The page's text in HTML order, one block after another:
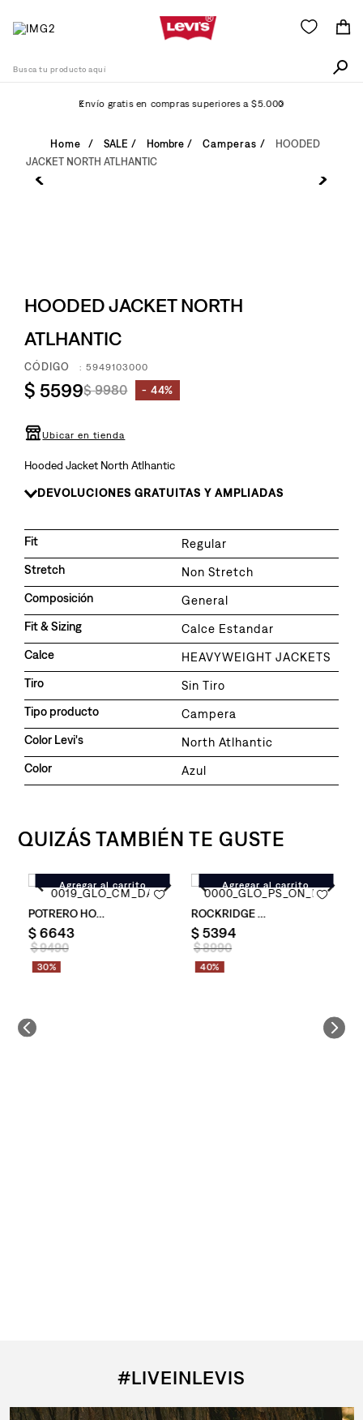
Envío gratis en compras superiores a $5.000
SALE Hombre Camperas
HOODED
JACKET NORTH ATLHANTIC
HOODED JACKET NORTH
ATLHANTIC
:5949103000
$ 5599$ 9980 44%
Ubicar en tienda
Hooded Jacket North Atlhantic
DEVOLUCIONES GRATUITAS Y AMPLIADAS
Fit
Regular
Stretch
Non Stretch
Composición
General
Fit & Sizing
Calce Estandar
Calce
HEAVYWEIGHT JACKETS
Tiro
Sin Tiro
Tipo producto
Campera
Color Levi's
North Atlhantic
Color
Azul
QUIZÁS TAMBIÉN TE GUSTE
para Hombre
Agregar al carrito
Campera Levi's ® Potrero Hoody para Hombre
$ 6643
$ 9490
30%
Agregar al carrito
Campera Levi's ® Rockridge
$5394
$ 8990
40%
#LIVEINLEVIS
Términos Más Buscados
. 726
. campera
. 510
. baggy
10. jean